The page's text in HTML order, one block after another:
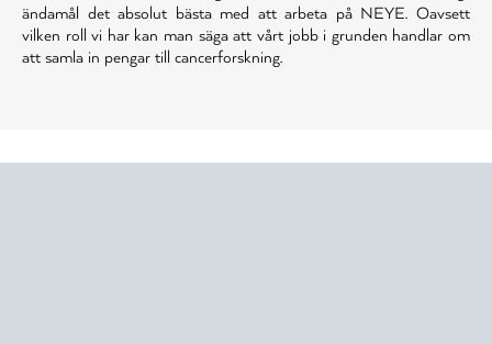
ändamål det absolut bästa med att arbeta på NEYE. Oavsett
vilken roll vi har kan man säga att vårt jobb i grunden handlar om
att samla in pengar till cancerforskning.